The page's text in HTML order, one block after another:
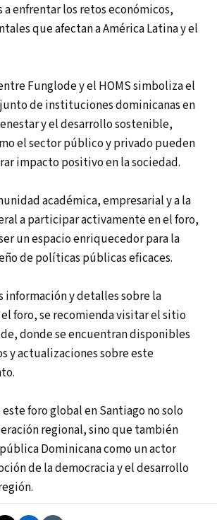
a enfrentar los retos económicos,
que afectan a América Latina y el
Funglode y el HOMS simboliza el
de instituciones dominicanas en
y el desarrollo sostenible,
el sector público y privado pueden
impacto positivo en la sociedad.
académica, empresarial y a la
a participar activamente en el foro,
un espacio enriquecedor para la
de políticas públicas eficaces.
información y detalles sobre la
foro, se recomienda visitar el sitio
donde se encuentran disponibles
y actualizaciones sobre este
foro global en Santiago no solo
regional, sino que también
Dominicana como un actor
de la democracia y el desarrollo